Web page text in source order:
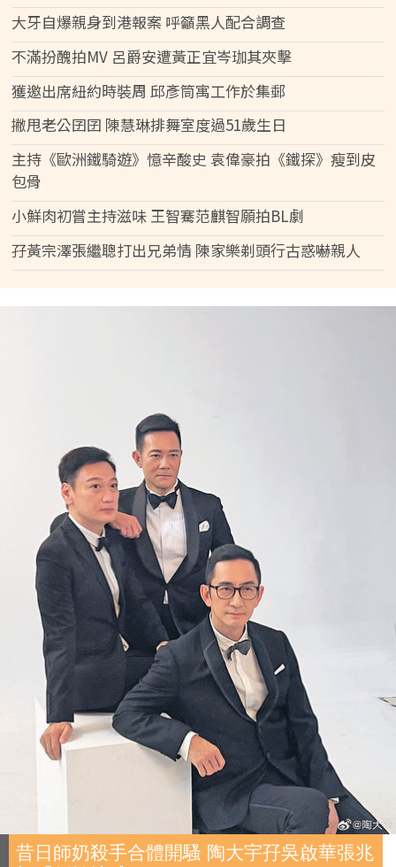
大牙自爆親身到港報案 呼籲黑人配合調查
不滿扮醜拍MV 呂爵安遭黃正宜岑珈其夾擊
獲邀出席紐約時裝周 邱彥筒寓工作於集郵
撇甩老公囝囝 陳慧琳排舞室度過51歲生日
主持《歐洲鐵騎遊》憶辛酸史 袁偉豪拍《鐵探》瘦到皮
包骨
小鮮肉初嘗主持滋味 王智騫范麒智願拍BL劇
孖黃宗澤張繼聰打出兄弟情 陳家樂剃頭行古惑嚇親人
昔日師奶殺手合體開騷 陶大宇孖吳啟華張兆